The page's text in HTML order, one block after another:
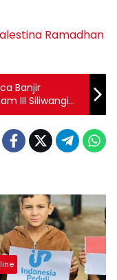
Ramadhan
Banjir
III Siliwangi